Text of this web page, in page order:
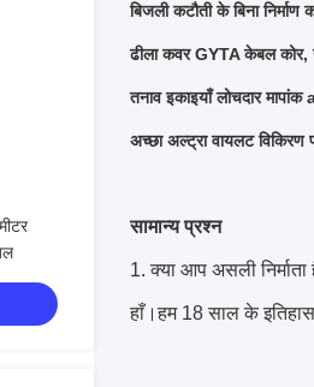
बिजली कटौती के बिना
ढीला कवर GYTA केबल कोर,
तनाव इकाइयाँ लोचदार
अच्छा अल्ट्रा वायलट विकिरण
सामान्य प्रश्न
1. क्या आप असली निर्माता
हाँ।हम 18 साल के